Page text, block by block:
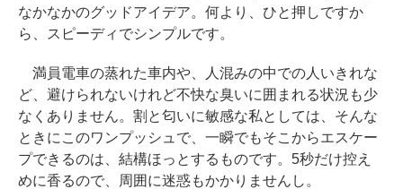
なかなかのグッドアイデア。何より、ひと押しですか
ら、スピーディでシンプルです。
満員電車の蒸れた車内や、人混みの中での人いきれな
ど、避けられないけれど不快な臭いに囲まれる状況も少
なくありません。割と匂いに敏感な私としては、そんな
ときにこのワンプッシュで、一瞬でもそこからエスケー
プできるのは、結構ほっとするものです。5秒だけ控え
めに香るので、周囲に迷惑もかかりませんし。